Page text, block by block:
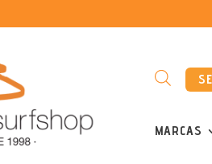
MARCAS